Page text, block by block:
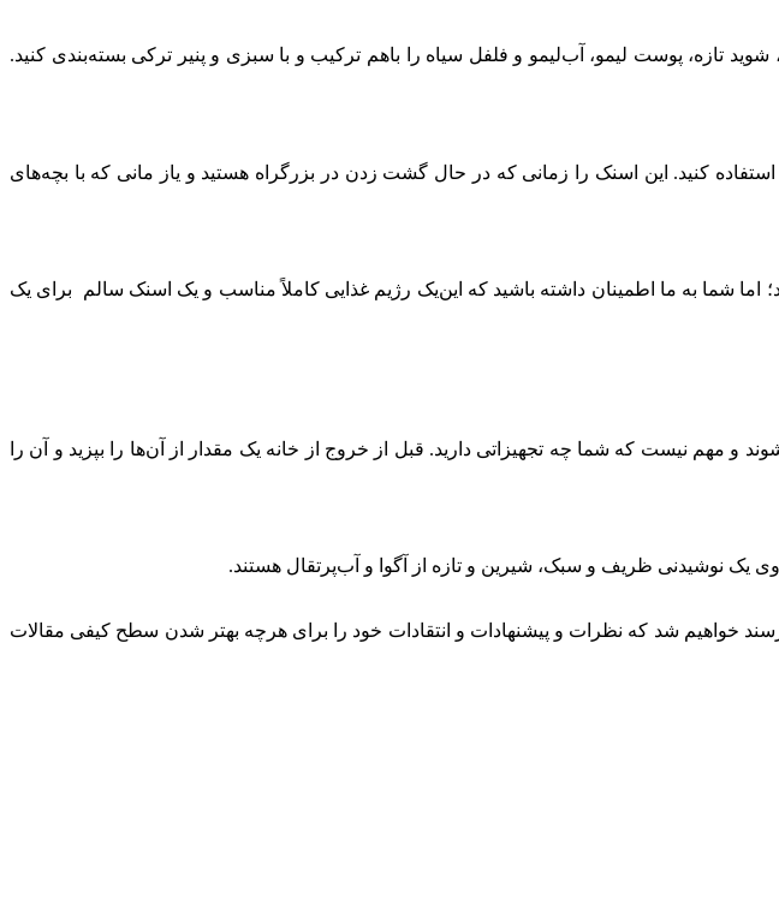
تازه، پوست لیمو، آب‌لیمو و فلفل سیاه را باهم ترکیب و با سبزی و پنیر ترکی بسته‌بندی کنید.
کنید. این اسنک را زمانی که در حال گشت زدن در بزرگراه هستید و یاز مانی که با بچه‌های
شما به ما اطمینان داشته باشید که این‌یک رژیم غذایی کاملاً مناسب و یک اسنک سالم برای یک
مهم نیست که شما چه تجهیزاتی دارید. قبل از خروج از خانه یک مقدار از آن‌ها را بپزید و آن را
یک نوشیدنی ظریف و سبک، شیرین و تازه از آگوا و آب‌پرتقال هستند.
خواهیم شد که نظرات و پیشنهادات و انتقادات خود را برای هرچه بهتر شدن سطح کیفی مقالات